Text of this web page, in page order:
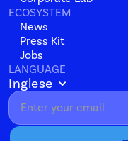
ECOSYSTEM
News
Press Kit
Jobs
LANGUAGE
Inglese